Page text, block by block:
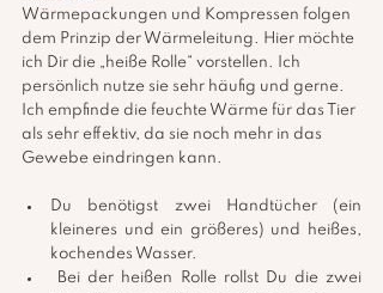
Wärmepackungen und Kompressen folgen
dem Prinzip der Wärmeleitung. Hier möchte
ich Dir die „heiße Rolle“ vorstellen. Ich
persönlich nutze sie sehr häufig und gerne.
Ich empfinde die feuchte Wärme für das Tier
als sehr effektiv, da sie noch mehr in das
Gewebe eindringen kann.
Du benötigst zwei Handtücher (ein
kleineres und ein größeres) und heißes,
kochendes Wasser.